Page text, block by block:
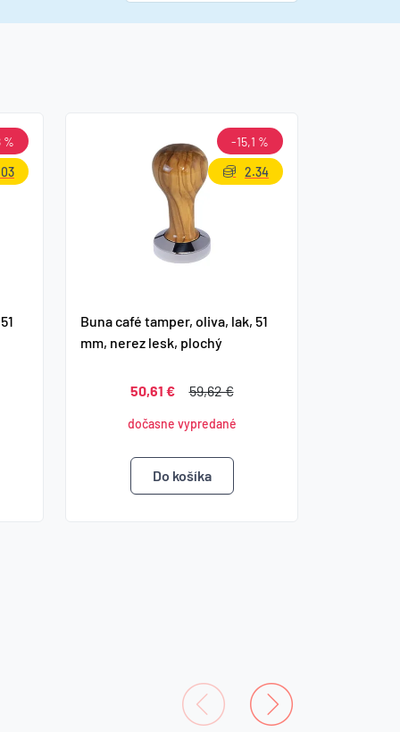
%
Buna café tamper, oliva, lak, 51
mm, nerez lesk, plochý
50,61 € 59,62 €
dočasne vypredané
-15,1 %
2.34